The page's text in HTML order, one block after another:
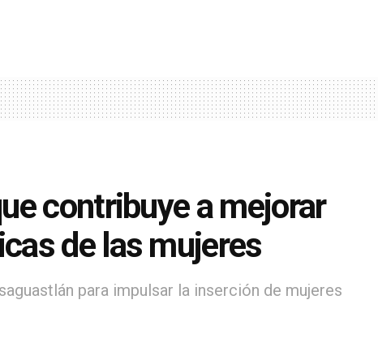
contribuye a mejorar
de las mujeres
para impulsar la inserción de mujeres